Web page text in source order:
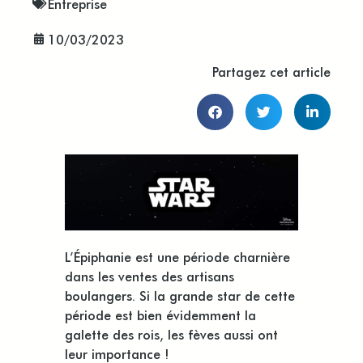
10/03/2023
Partagez cet article
L’Épiphanie est une période charnière
dans les ventes des artisans
boulangers. Si la grande star de cette
période est bien évidemment la
galette des rois, les fèves aussi ont
leur importance !